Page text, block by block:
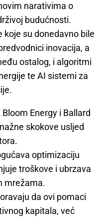
narativima o
budućnosti.
koje su donedavno bile
inovacija, a
ostalog, i algoritmi
te AI sistemi za
Energy i Ballard
skokove usljed
optimizaciju
troškove i ubrzava
mrežama.
da ovi pomaci
kapitala, već